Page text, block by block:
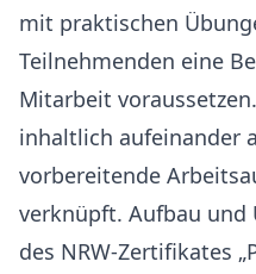
mit praktischen
Teilnehmenden eine
Mitarbeit
inhaltlich aufeinander
vorbereitende
verknüpft. Aufbau und
des NRW-Zertifikates